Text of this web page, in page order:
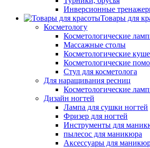
Инверсионные
Товары для
Косметологу
Косметологические
Массажные столы
Косметологические
Косметологические
Стул для косметолога
Для наращивания ресниц
Косметологические
Дизайн ногтей
Лампа для сушки ногтей
Фризер для ногтей
Инструменты для
пылесос для маникюра
Аксессуары для